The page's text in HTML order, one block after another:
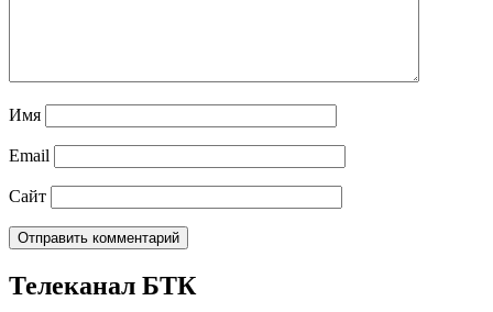
Имя
Email
Сайт
Телеканал БТК